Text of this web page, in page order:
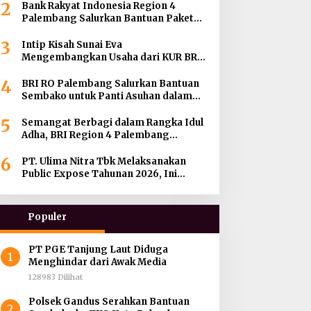
2
Bank Rakyat Indonesia Region 4
Palembang Salurkan Bantuan Paket
Wilayah Palembang
3
Intip Kisah Sunai Eva
Mengembangkan Usaha dari KUR BRI
Palembang
4
BRI RO Palembang Salurkan Bantuan
Sembako untuk Panti Asuhan dalam
BRI Wilayah
5
Semangat Berbagi dalam Rangka Idul
Adha, BRI Region 4 Palembang
Berbagai Daerah di Sumatera Selatan,
Jambi dan Kepulauan Bangka
6
PT. Ulima Nitra Tbk Melaksanakan
Public Expose Tahunan 2026, Ini
Populer
1
PT PGE Tanjung Laut Diduga
Menghindar dari Awak Media
128983 Dilihat
Polsek Gandus Serahkan Bantuan